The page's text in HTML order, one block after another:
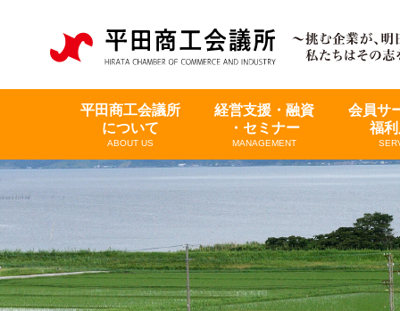
平田商工会議所
について
ABOUT US
経営支援・融資
・セミナー
MANAGEMENT
会員サ
福